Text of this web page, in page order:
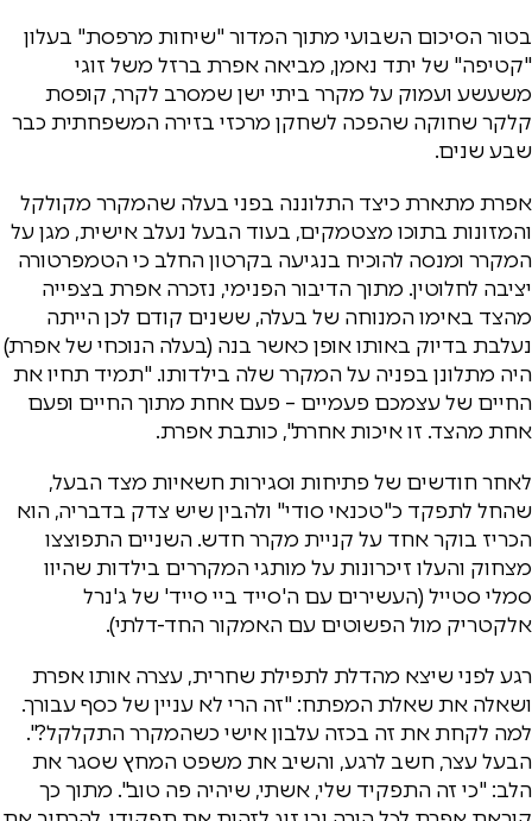
בטור הסיכום השבועי מתוך המדור "שיחות מרפסת" בעלון
"קטיפה" של יתד נאמן, מביאה אפרת ברזל משל זוגי
משעשע ועמוק על מקרר ביתי ישן שמסרב לקרר, קופסת
קלקר שחוקה שהפכה לשחקן מרכזי בזירה המשפחתית כבר
שבע שנים.
אפרת מתארת כיצד התלוננה בפני בעלה שהמקרר מקולקל
והמזונות בתוכו מצטמקים, בעוד הבעל נעלב אישית, מגן על
המקרר ומנסה להוכיח בנגיעה בקרטון החלב כי הטמפרטורה
יציבה לחלוטין. מתוך הדיבור הפנימי, נזכרה אפרת בצפייה
מהצד באימו המנוחה של בעלה, ששנים קודם לכן הייתה
נעלבת בדיוק באותו אופן כאשר בנה (בעלה הנוכחי של אפרת)
היה מתלונן בפניה על המקרר שלה בילדותו. "תמיד תחיו את
החיים של עצמכם פעמיים – פעם אחת מתוך החיים ופעם
אחת מהצד. זו איכות אחרת", כותבת אפרת.
לאחר חודשים של פתיחות וסגירות חשאיות מצד הבעל,
שהחל לתפקד כ"טכנאי סודי" ולהבין שיש צדק בדבריה, הוא
הכריז בוקר אחד על קניית מקרר חדש. השניים התפוצצו
מצחוק והעלו זיכרונות על מותגי המקררים בילדות שהיוו
סמלי סטייל (העשירים עם ה'סייד ביי סייד' של ג'נרל
אלקטריק מול הפשוטים עם האמקור החד-דלתי).
רגע לפני שיצא מהדלת לתפילת שחרית, עצרה אותו אפרת
ושאלה את שאלת המפתח: "זה הרי לא עניין של כסף עבורך.
למה לקחת את זה בכזה עלבון אישי כשהמקרר התקלקל?".
הבעל עצר, חשב לרגע, והשיב את משפט המחץ שסגר את
הלב: "כי זה התפקיד שלי, אשתי, שיהיה פה טוב". מתוך כך